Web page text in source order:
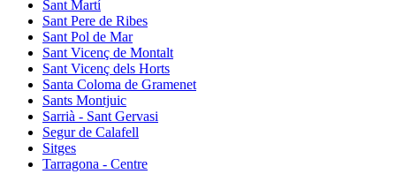
Sant Martí
Sant Pere de Ribes
Sant Pol de Mar
Sant Vicenç de Montalt
Sant Vicenç dels Horts
Santa Coloma de Gramenet
Sants Montjuic
Sarrià - Sant Gervasi
Segur de Calafell
Sitges
Tarragona - Centre